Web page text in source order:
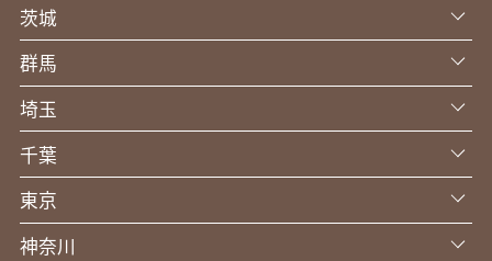
茨城
群馬
埼玉
千葉
東京
神奈川